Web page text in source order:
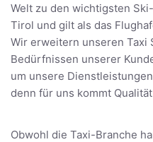
Welt zu den wichtigsten
Tirol und gilt als das
Wir erweitern unseren Taxi
Bedürfnissen unserer
um unsere
denn für uns kommt
Obwohl die Taxi-Branche